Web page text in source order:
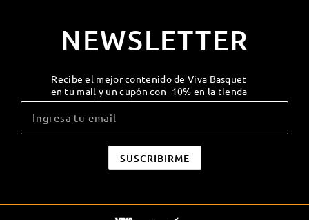
NEWSLETTER
Recibe el mejor contenido de Viva Basquet
en tu mail y un cupón con -10% en la tienda